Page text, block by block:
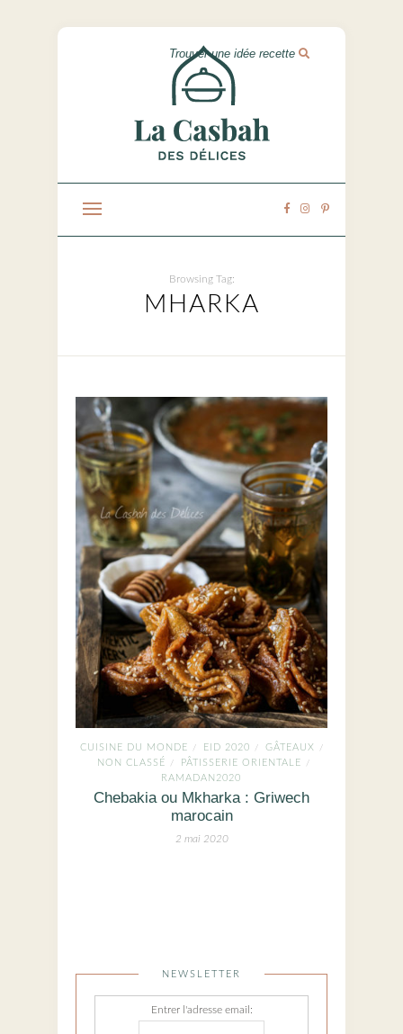
Browsing Tag:
MHARKA
CUISINE DU MONDE / EID 2020 / GÂTEAUX /
NON CLASSÉ / PÂTISSERIE ORIENTALE /
RAMADAN2020
Chebakia ou Mkharka : Griwech
marocain
2 mai 2020
NEWSLETTER
Entrer l'adresse email: